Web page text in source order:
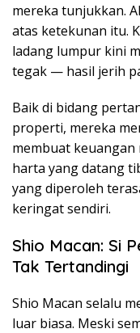
mereka tunjukkan.
atas ketekunan itu.
ladang lumpur kini
tegak — hasil jerih
Baik di bidang
properti, mereka
membuat keuangan
harta yang datang
yang diperoleh
keringat sendiri.
Shio Macan: Si
Tak Tertandingi
Shio Macan selalu
luar biasa. Meski